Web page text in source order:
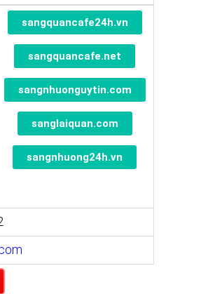
sangquancafe24h.vn
sangquancafe.net
sangnhuonguytin.com
sanglaiquan.com
sangnhuong24h.vn